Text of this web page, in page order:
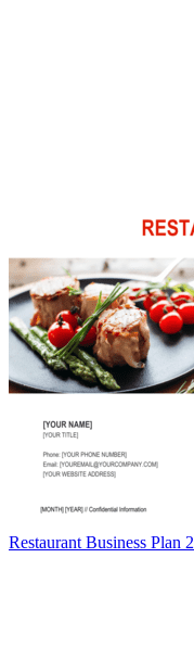
Restaurant Business Plan 2